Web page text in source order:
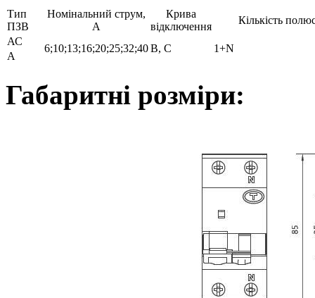
Тип
ПЗВ
Номінальний струм,
А
Крива
відключення
Кількість
АС
6;10;13;16;20;25;32;40B, C 1+N
А
Габаритні розміри: